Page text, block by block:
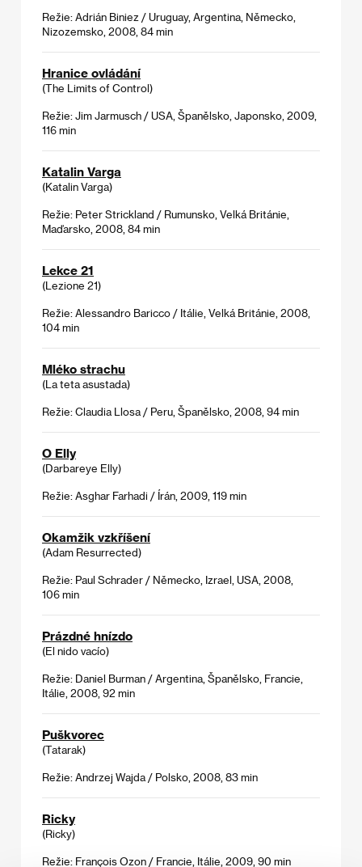
Režie: Adrián Biniez / Uruguay, Argentina, Německo,
Nizozemsko, 2008, 84 min
Hranice ovládání
(The Limits of Control)
Režie: Jim Jarmusch / USA, Španělsko, Japonsko, 2009,
116 min
Katalin Varga
(Katalin Varga)
Režie: Peter Strickland / Rumunsko, Velká Británie,
Maďarsko, 2008, 84 min
Lekce 21
(Lezione 21)
Režie: Alessandro Baricco / Itálie, Velká Británie, 2008,
104 min
Mléko strachu
(La teta asustada)
Režie: Claudia Llosa / Peru, Španělsko, 2008, 94 min
O Elly
(Darbareye Elly)
Režie: Asghar Farhadi / Írán, 2009, 119 min
Okamžik vzkříšení
(Adam Resurrected)
Režie: Paul Schrader / Německo, Izrael, USA, 2008,
106 min
Prázdné hnízdo
(El nido vacío)
Režie: Daniel Burman / Argentina, Španělsko, Francie,
Itálie, 2008, 92 min
Puškvorec
(Tatarak)
Režie: Andrzej Wajda / Polsko, 2008, 83 min
Ricky
(Ricky)
Režie: François Ozon / Francie, Itálie, 2009, 90 min